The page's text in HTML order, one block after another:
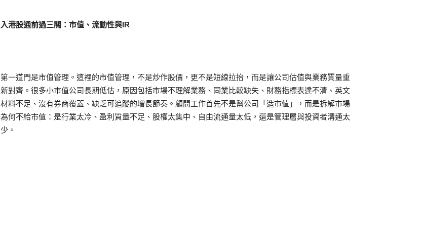
入港股通前過三關：市值、流動性與IR
第一道門是市值管理。這裡的市值管理，不是炒作股價，更不是短線拉抬，而是讓公司估值與業務質量重
新對齊。很多小市值公司長期低估，原因包括市場不理解業務、同業比較缺失、財務指標表達不清、英文
材料不足、沒有券商覆蓋、缺乏可追蹤的增長節奏。顧問工作首先不是幫公司「造市值」，而是拆解市場
為何不給市值：是行業太冷、盈利質量不足、股權太集中、自由流通量太低，還是管理層與投資者溝通太
少。